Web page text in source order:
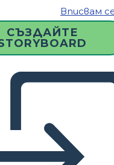
Вписвам
СЪЗДАЙТЕ